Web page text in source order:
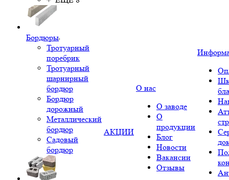
Бордюры
Тротуарный
поребрик
Тротуарный
шарнирный
бордюр
Бордюр
дорожный
Металлический
бордюр
Садовый
бордюр
АКЦИИ
О нас
О заводе
О
продукции
Блог
Новости
Вакансии
Отзывы